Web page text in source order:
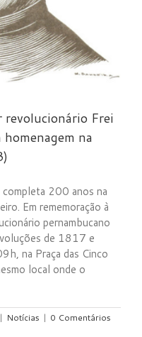
revolucionário Frei
homenagem na
completa 200 anos na
Em rememoração à
pernambucano
de 1817 e
na Praça das Cinco
local onde o
| Notícias | 0 Comentários